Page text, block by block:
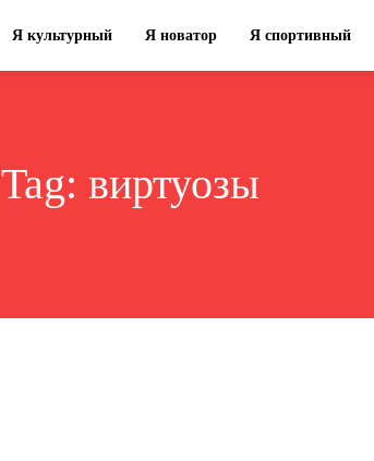
Я культурный Я новатор Я спортивный
Tag: виртуозы